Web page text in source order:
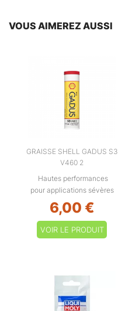
VOUS AIMEREZ AUSSI
GRAISSE SHELL GADUS S3
V460 2
Hautes performances
pour applications sévères
6,00 €
VOIR LE PRODUIT